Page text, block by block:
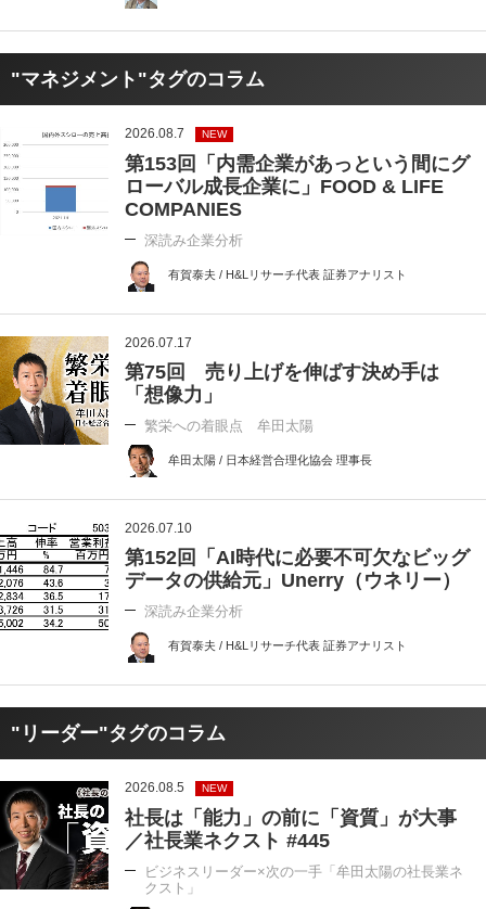
"マネジメント"タグのコラム
2026.08.7 NEW
第153回「内需企業があっという間にグ
ローバル成長企業に」FOOD & LIFE
COMPANIES
深読み企業分析
有賀泰夫 / H&Lリサーチ代表 証券アナリスト
2026.07.17
第75回 売り上げを伸ばす決め手は
「想像力」
繁栄への着眼点 牟田太陽
牟田太陽 / 日本経営合理化協会 理事長
2026.07.10
第152回「AI時代に必要不可欠なビッグ
データの供給元」Unerry（ウネリー）
深読み企業分析
有賀泰夫 / H&Lリサーチ代表 証券アナリスト
"リーダー"タグのコラム
2026.08.5 NEW
社長は「能力」の前に「資質」が大事
／社長業ネクスト #445
ビジネスリーダー×次の一手「牟田太陽の社長業ネ
クスト」